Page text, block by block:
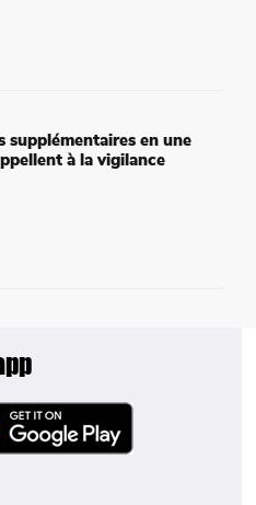
supplémentaires en une
à la vigilance